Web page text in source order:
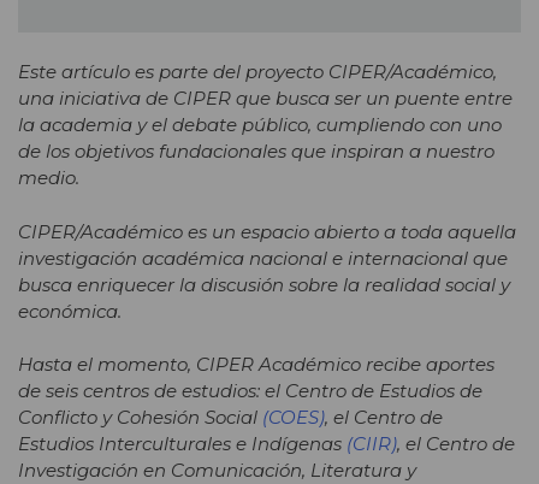
Este artículo es parte del proyecto CIPER/Académico,
una iniciativa de CIPER que busca ser un puente entre
la academia y el debate público, cumpliendo con uno
de los objetivos fundacionales que inspiran a nuestro
medio.
CIPER/Académico es un espacio abierto a toda aquella
investigación académica nacional e internacional que
busca enriquecer la discusión sobre la realidad social y
económica.
Hasta el momento, CIPER Académico recibe aportes
de seis centros de estudios: el Centro de Estudios de
Conflicto y Cohesión Social (COES), el Centro de
Estudios Interculturales e Indígenas (CIIR), el Centro de
Investigación en Comunicación, Literatura y